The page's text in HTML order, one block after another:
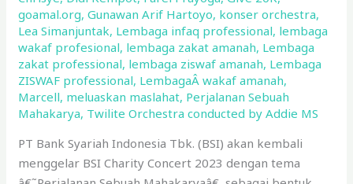
goamal.org,Gunawan Arif Hartoyo, konser orchestra,
Lea Simanjuntak, Lembaga infaq professional, lembaga
wakaf profesional, lembaga zakat amanah, Lembaga
zakat professional, lembaga ziswaf amanah, Lembaga
ZISWAF professional, LembagaÂ wakaf amanah,
Marcell, meluaskan maslahat, Perjalanan Sebuah
Mahakarya, Twilite Orchestra conducted by Addie MS
PT Bank Syariah Indonesia Tbk. (BSI) akan kembali
menggelar BSI Charity Concert 2023 dengan tema